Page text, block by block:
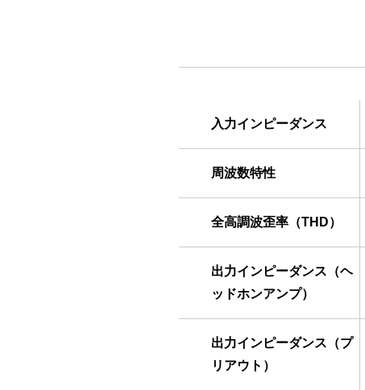
入力インピーダンス
周波数特性
全高調波歪率（THD）
出力インピーダンス（ヘ
ッドホンアンプ）
出力インピーダンス（プ
リアウト）